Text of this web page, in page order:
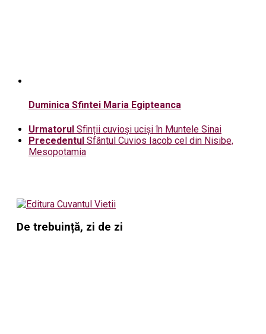
Duminica Sfintei Maria Egipteanca
Urmatorul Sfinții cuvioși uciși în Muntele Sinai
Precedentul Sfântul Cuvios Iacob cel din Nisibe,
Mesopotamia
De trebuință, zi de zi